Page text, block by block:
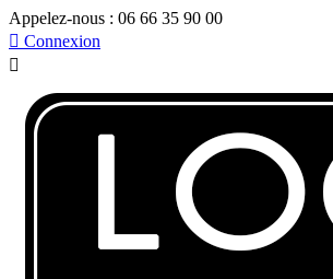
Appelez-nous : 06 66 35 90 00
 Connexion
